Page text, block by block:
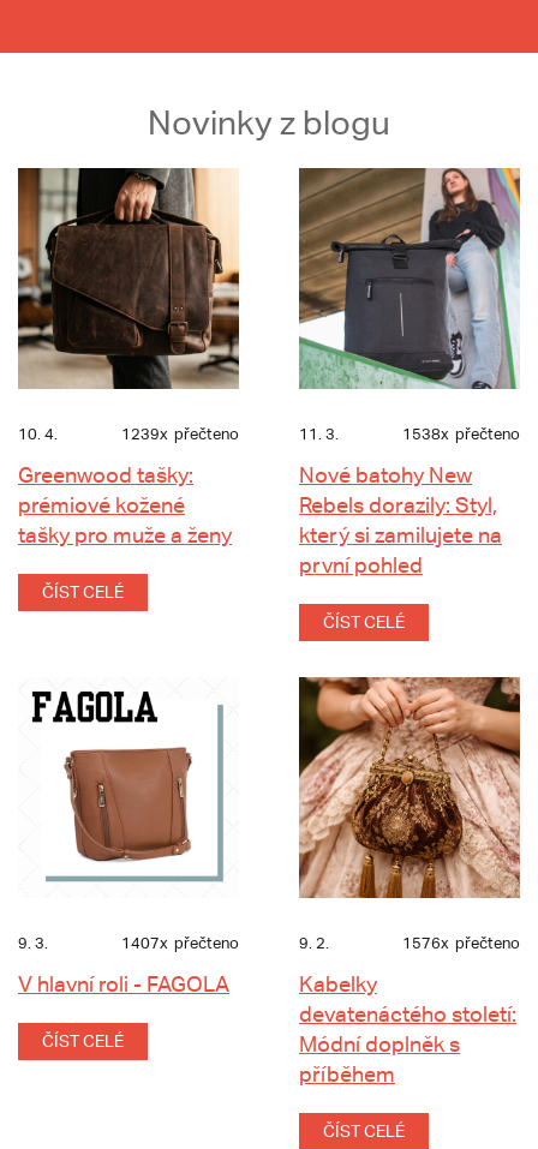
Novinky z blogu
10. 4. 1239x přečteno
Greenwood tašky:
prémiové kožené
tašky pro muže a ženy
ČÍST CELÉ
11. 3. 1538x přečteno
Nové batohy New
Rebels dorazily: Styl,
který si zamilujete na
první pohled
ČÍST CELÉ
9. 3. 1407x přečteno
V hlavní roli - FAGOLA
ČÍST CELÉ
9. 2. 1576x přečteno
Kabelky
devatenáctého století:
Módní doplněk s
příběhem
ČÍST CELÉ